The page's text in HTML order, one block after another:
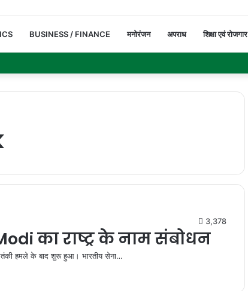
BUSINESS / FINANCE मनोरंजन अपराध शिक्षा एवं रोजगार
3,378
का राष्ट्र के नाम संबोधन
हमले के बाद शुरू हुआ। भारतीय सेना…